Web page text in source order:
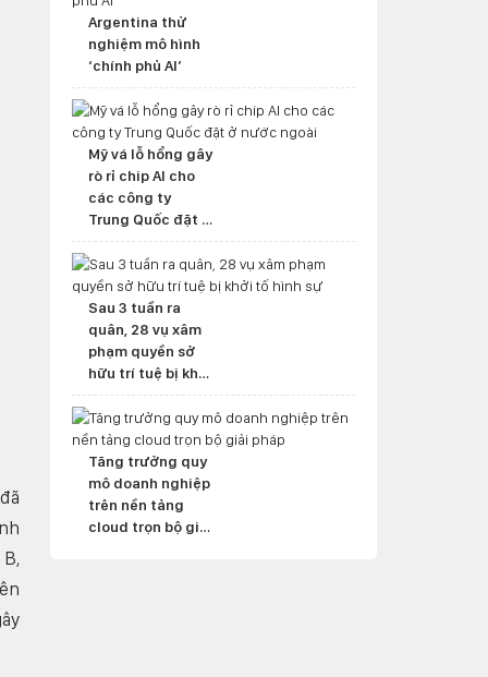
Argentina thử
nghiệm mô hình
‘chính phủ AI’
Mỹ vá lỗ hổng gây
rò rỉ chip AI cho
các công ty
Trung Quốc đặt ở
nước ngoài
Sau 3 tuần ra
quân, 28 vụ xâm
phạm quyền sở
hữu trí tuệ bị khởi
tố hình sự
Tăng trưởng quy
mô doanh nghiệp
trên nền tảng
cloud trọn bộ giải